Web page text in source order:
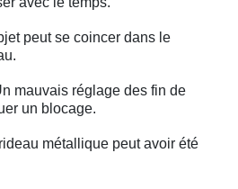
peut se coincer dans le
mauvais réglage des fin de
un blocage.
métallique peut avoir été